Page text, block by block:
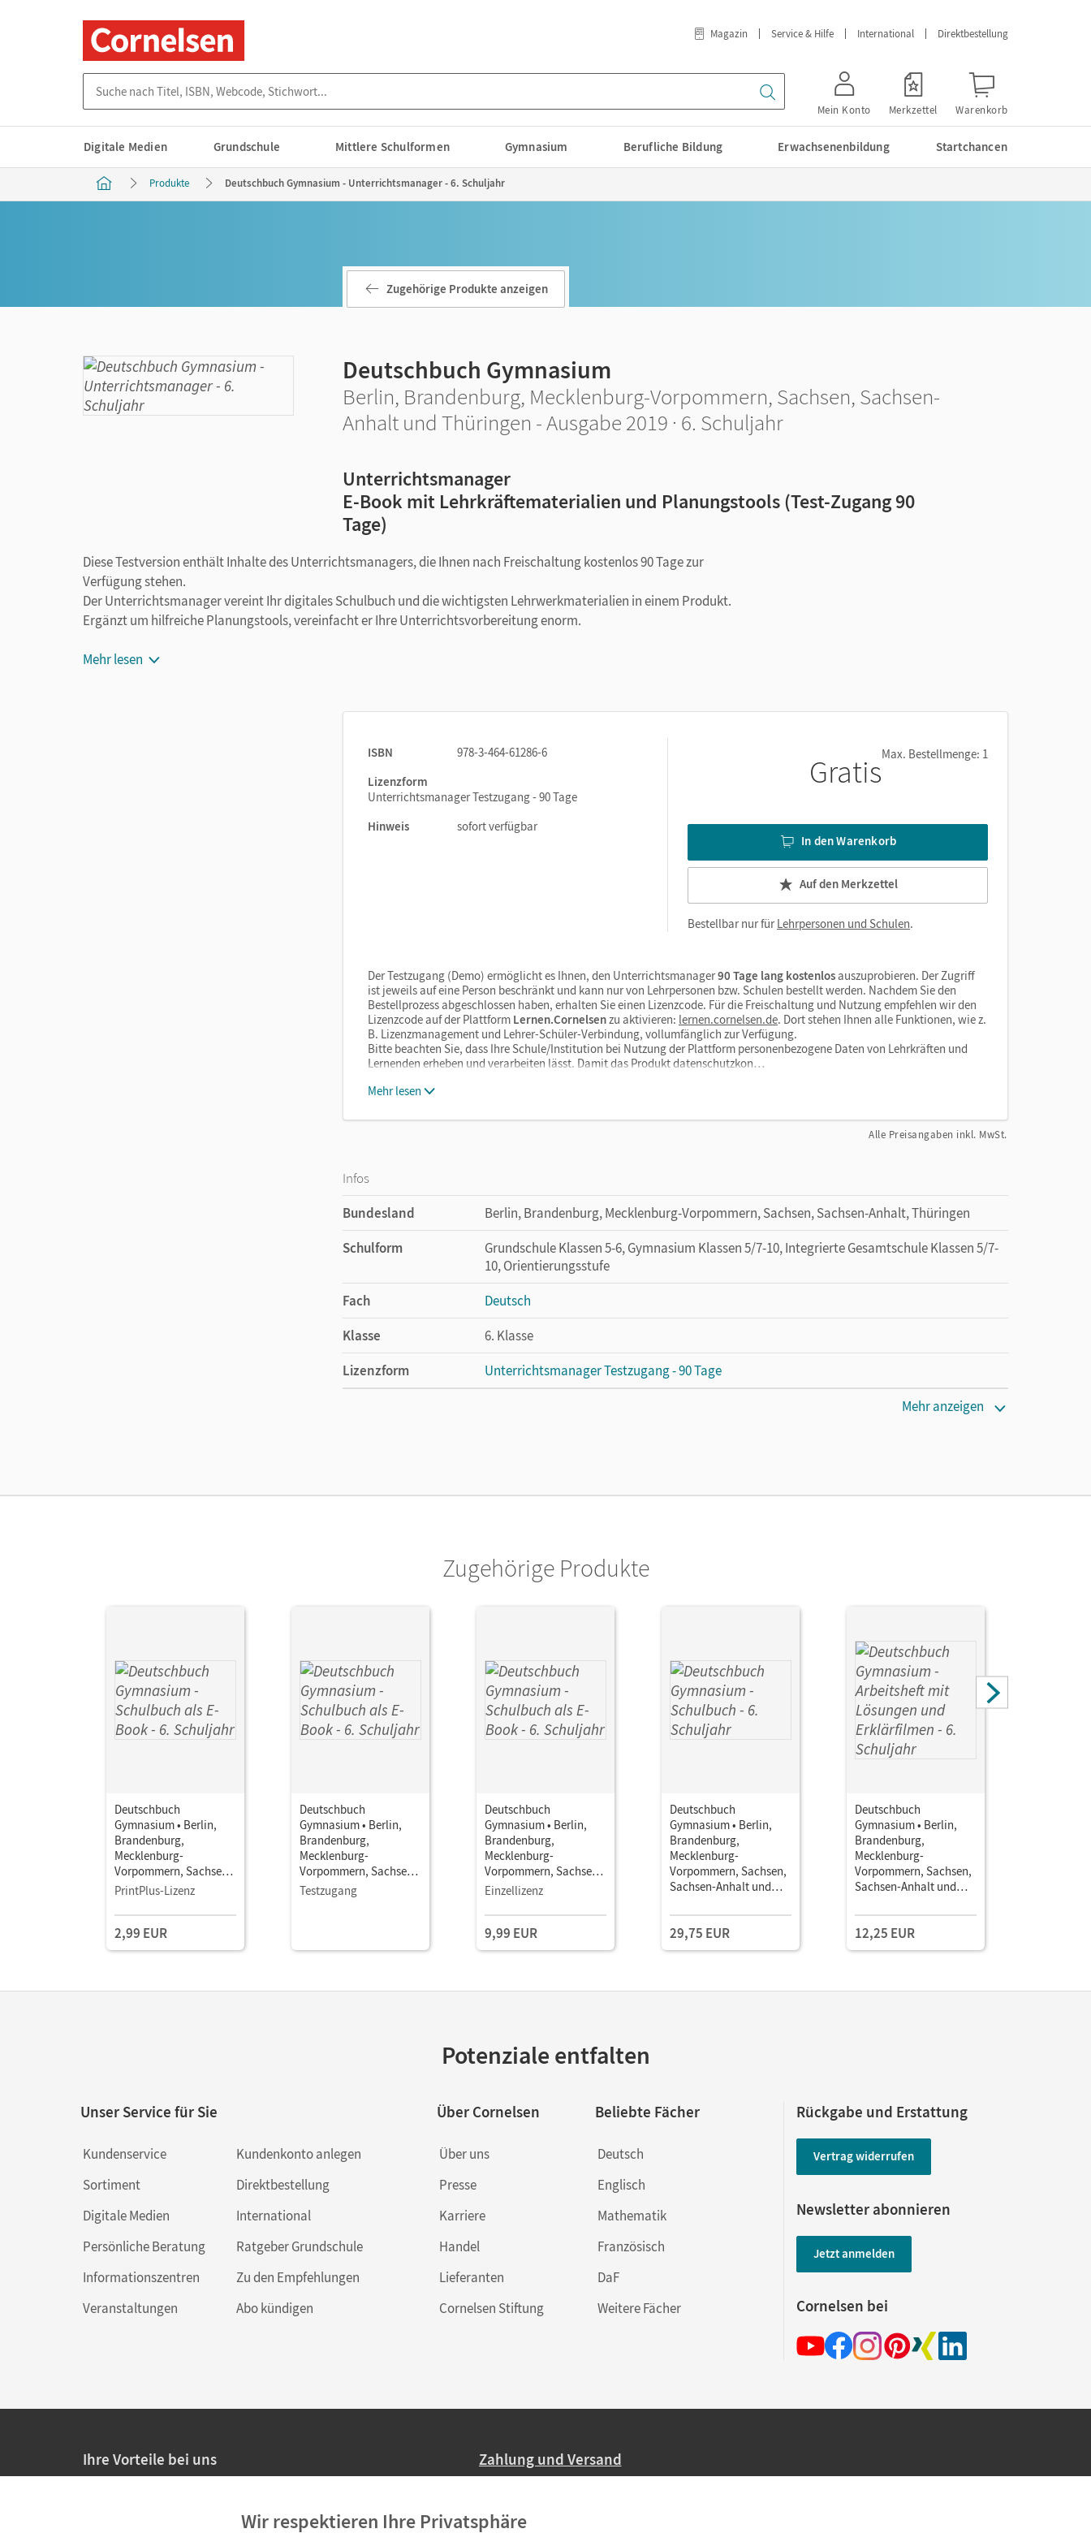
Magazin Service & Hilfe International Direktbestellung
Mein Konto Merkzettel Warenkorb
Digitale Medien Grundschule Mittlere Schulformen Gymnasium Berufliche Bildung Erwachsenenbildung Startchancen
Produkte Deutschbuch Gymnasium - Unterrichtsmanager - 6. Schuljahr
Zugehörige Produkte anzeigen
Deutschbuch Gymnasium
Berlin, Brandenburg, Mecklenburg-Vorpommern, Sachsen, Sachsen-
Anhalt und Thüringen - Ausgabe 2019 · 6. Schuljahr
Unterrichtsmanager
E-Book mit Lehrkräftematerialien und Planungstools (Test-Zugang 90
Tage)
Diese Testversion enthält Inhalte des Unterrichtsmanagers, die Ihnen nach Freischaltung kostenlos 90 Tage zur
Verfügung stehen.
Der Unterrichtsmanager vereint Ihr digitales Schulbuch und die wichtigsten Lehrwerkmaterialien in einem Produkt.
Ergänzt um hilfreiche Planungstools, vereinfacht er Ihre Unterrichtsvorbereitung enorm.
Mehr lesen
ISBN
978-3-464-61286-6
Lizenzform
Unterrichtsmanager Testzugang - 90 Tage
Hinweis
sofort verfügbar
GratisMax. Bestellmenge: 1
In den Warenkorb
Auf den Merkzettel
Bestellbar nur fürLehrpersonen und Schulen.
Der Testzugang (Demo) ermöglicht es Ihnen, den Unterrichtsmanager90 Tage lang kostenlosauszuprobieren. Der Zugriff
ist jeweils auf eine Person beschränkt und kann nur von Lehrpersonen bzw. Schulen bestellt werden. Nachdem Sie den
Bestellprozess abgeschlossen haben, erhalten Sie einen Lizenzcode. Für die Freischaltung und Nutzung empfehlen wir den
Lizenzcode auf der Plattform Lernen.Cornelsenzu aktivieren: lernen.cornelsen.de. Dort stehen Ihnen alle Funktionen, wie z.
B. Lizenzmanagement und Lehrer-Schüler-Verbindung, vollumfänglich zur Verfügung.
Bitte beachten Sie, dass Ihre Schule/Institution bei Nutzung der Plattform personenbezogene Daten von Lehrkräften und
Lernenden erheben und verarbeiten lässt. Damit das Produkt datenschutzkon…
Mehr lesen
Alle Preisangaben inkl. MwSt.
Infos
Bundesland
Berlin, Brandenburg, Mecklenburg-Vorpommern, Sachsen, Sachsen-Anhalt, Thüringen
Schulform
Grundschule Klassen 5-6, Gymnasium Klassen 5/7-10, Integrierte Gesamtschule Klassen 5/7-
10, Orientierungsstufe
Fach
Deutsch
Klasse
6. Klasse
Lizenzform
Unterrichtsmanager Testzugang - 90 Tage
Mehr anzeigen
Zugehörige Produkte
Deutschbuch
Gymnasium • Berlin,
Brandenburg,
Mecklenburg-
Vorpommern, Sachsen,
Sachsen-Anhalt und
2019 · 6. Schuljahr •
Schulbuch als E-Book
Mit Medien
PrintPlus-Lizenz
2,99 EUR
Deutschbuch
Gymnasium • Berlin,
Brandenburg,
Mecklenburg-
Vorpommern, Sachsen,
Sachsen-Anhalt und
Thüringen - Ausgabe
Mit Medien
Testzugang
Deutschbuch
Gymnasium • Berlin,
Brandenburg,
Mecklenburg-
Vorpommern, Sachsen,
Sachsen-Anhalt und
2019 · 6. Schuljahr •
Schulbuch als E-Book
Mit Medien
Einzellizenz
9,99 EUR
Deutschbuch
Gymnasium • Berlin,
Brandenburg,
Mecklenburg-
Vorpommern, Sachsen,
Sachsen-Anhalt und
2019 · 6. Schuljahr •
Schulbuch Mit
Hörtexten und
29,75 EUR
Deutschbuch
Gymnasium • Berlin,
Brandenburg,
Mecklenburg-
Vorpommern, Sachsen,
Sachsen-Anhalt und
2019 · 6. Schuljahr •
Arbeitsheft mit
Lösungen und
12,25 EUR
Potenziale entfalten
Unser Service für Sie
Kundenservice
Sortiment
Digitale Medien
Persönliche Beratung
Informationszentren
Veranstaltungen
Kundenkonto anlegen
Direktbestellung
International
Ratgeber Grundschule
Zu den Empfehlungen
Abo kündigen
Über Cornelsen
Über uns
Presse
Karriere
Handel
Lieferanten
Cornelsen Stiftung
Beliebte Fächer
Deutsch
Englisch
Mathematik
Französisch
DaF
Weitere Fächer
Rückgabe und Erstattung
Vertrag widerrufen
Newsletter abonnieren
Jetzt anmelden
Cornelsen bei
Ihre Vorteile bei uns
Persönliche Angebote für Lehrkräfte
Zahlung und Versand
Ab 59,– EUR Bestellwert liefern wir versandkostenfrei innerhalb Deutschlands
Wir respektieren Ihre Privatsphäre